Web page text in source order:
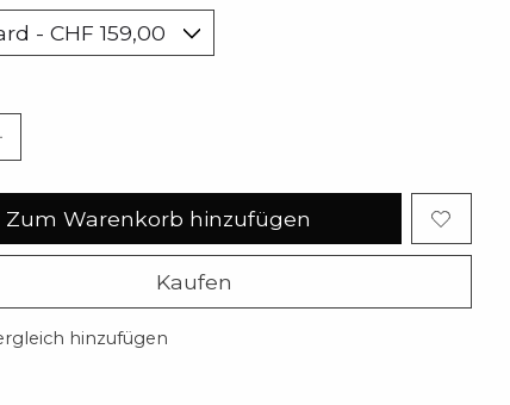
Zum Warenkorb hinzufügen
Kaufen
hinzufügen